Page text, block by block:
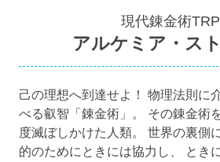
現代錬金術
アルケミア・ス
己の理想へ到達せよ！ 物理法則に
べる叡智「錬金術」。 その錬金術
度滅ぼしかけた人類。 世界の裏側
的のためにときには協力し、 とき